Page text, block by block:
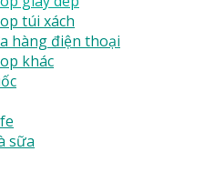
túi xách
hàng điện thoại
khác
sữa